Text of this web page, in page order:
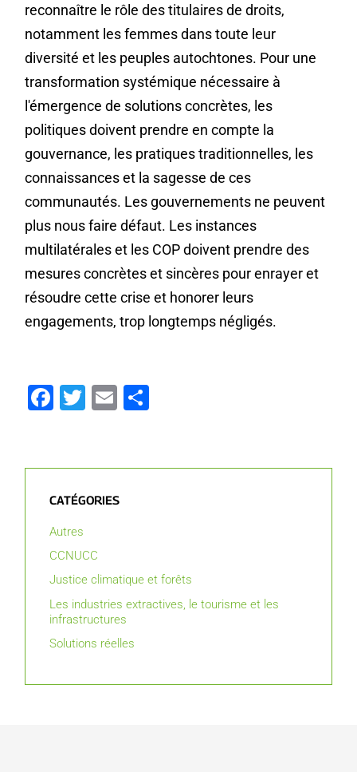
reconnaître le rôle des titulaires de droits,
notamment les femmes dans toute leur
diversité et les peuples autochtones. Pour une
transformation systémique nécessaire à
l'émergence de solutions concrètes, les
politiques doivent prendre en compte la
gouvernance, les pratiques traditionnelles, les
connaissances et la sagesse de ces
communautés. Les gouvernements ne peuvent
plus nous faire défaut. Les instances
multilatérales et les COP doivent prendre des
mesures concrètes et sincères pour enrayer et
résoudre cette crise et honorer leurs
engagements, trop longtemps négligés.
Facebook
Gazouillement
E-
CATÉGORIES
Autres
CCNUCC
Justice climatique et forêts
Les industries extractives, le tourisme et les
infrastructures
Solutions réelles